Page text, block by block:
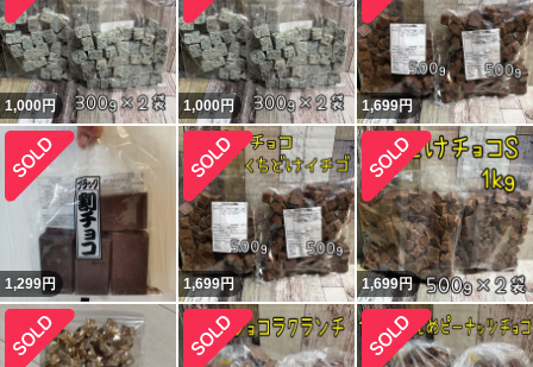
1,000円 1,000円 1,699円
1,299円 1,699円 1,699円